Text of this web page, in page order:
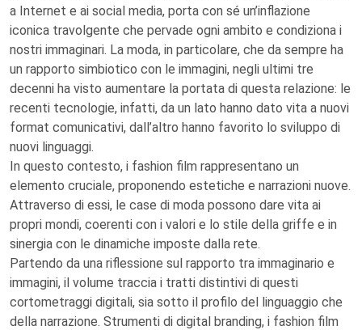
a Internet e ai social media, porta con sé un’inflazione
iconica travolgente che pervade ogni ambito e condiziona i
nostri immaginari. La moda, in particolare, che da sempre ha
un rapporto simbiotico con le immagini, negli ultimi tre
decenni ha visto aumentare la portata di questa relazione: le
recenti tecnologie, infatti, da un lato hanno dato vita a nuovi
format comunicativi, dall’altro hanno favorito lo sviluppo di
nuovi linguaggi.
In questo contesto, i fashion film rappresentano un
elemento cruciale, proponendo estetiche e narrazioni nuove.
Attraverso di essi, le case di moda possono dare vita ai
propri mondi, coerenti con i valori e lo stile della griffe e in
sinergia con le dinamiche imposte dalla rete.
Partendo da una riflessione sul rapporto tra immaginario e
immagini, il volume traccia i tratti distintivi di questi
cortometraggi digitali, sia sotto il profilo del linguaggio che
della narrazione. Strumenti di digital branding, i fashion film